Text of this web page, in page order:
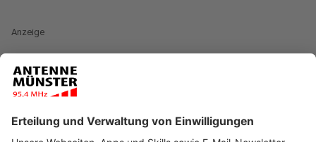
Anzeige
Die Fans dürfen sich auf ein Album freuen, das
OneRepublic und ihr Können ziemlich gut beschreibt.
Von klassischen Pop-Melodien bis zu tiefgründigeren
Balladen. Mit "Artificial Paradise" will die Mega-Band